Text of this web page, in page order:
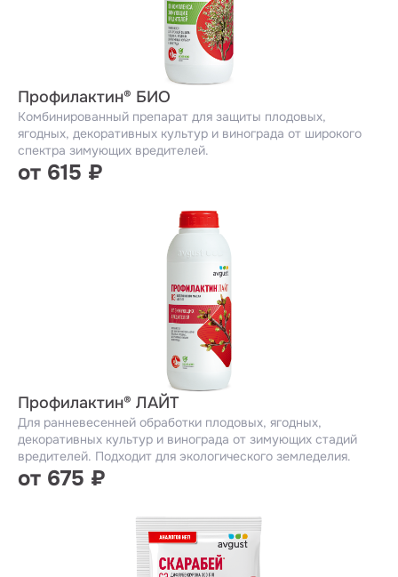
Профилактин® БИО
Комбинированный препарат для защиты плодовых,
ягодных, декоративных культур и винограда от широкого
спектра зимующих вредителей.
от 615 ₽
Профилактин® ЛАЙТ
Для ранневесенней обработки плодовых, ягодных,
декоративных культур и винограда от зимующих стадий
вредителей. Подходит для экологического земледелия.
от 675 ₽